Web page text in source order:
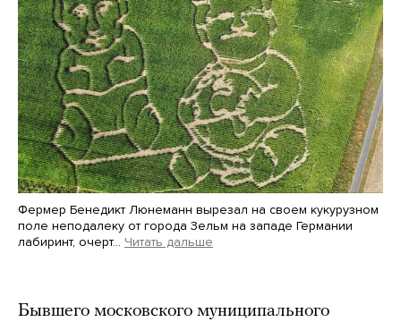
Фермер Бенедикт Люнеманн вырезал на своем кукурузном
поле неподалеку от города Зельм на западе Германии
лабиринт, очерт… Читать дальше
Бывшего московского муниципального